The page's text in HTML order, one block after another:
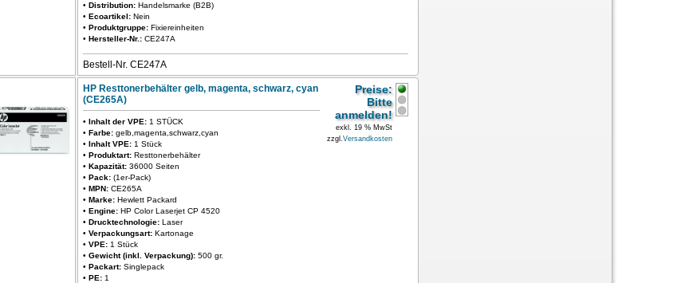
• Distribution: Handelsmarke (B2B)
• Ecoartikel: Nein
• Produktgruppe: Fixiereinheiten
• Hersteller-Nr.: CE247A
Bestell-Nr. CE247A
HP Resttonerbehälter gelb, magenta, schwarz, cyan
(CE265A)
• Inhalt der VPE: 1 STÜCK
• Farbe: gelb,magenta,schwarz,cyan
• Inhalt VPE: 1 Stück
• Produktart: Resttonerbehälter
• Kapazität: 36000 Seiten
• Pack: (1er-Pack)
• MPN: CE265A
• Marke: Hewlett Packard
• Engine: HP Color Laserjet CP 4520
• Drucktechnologie: Laser
• Verpackungsart: Kartonage
• VPE: 1 Stück
• Gewicht (inkl. Verpackung): 500 gr.
• Packart: Singlepack
• PE: 1
Preise:
Bitte
anmelden!
exkl. 19 % MwSt
zzgl.Versandkosten